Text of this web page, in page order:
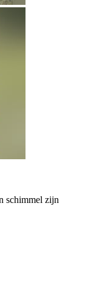
schimmel zijn